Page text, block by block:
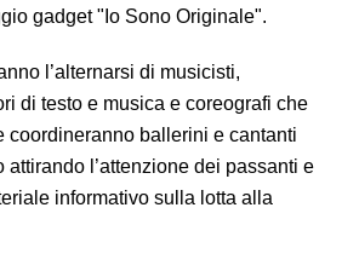
gadget "Io Sono Originale".
l’alternarsi di musicisti,
di testo e musica e coreografi che
coordineranno ballerini e cantanti
attirando l’attenzione dei passanti e
informativo sulla lotta alla